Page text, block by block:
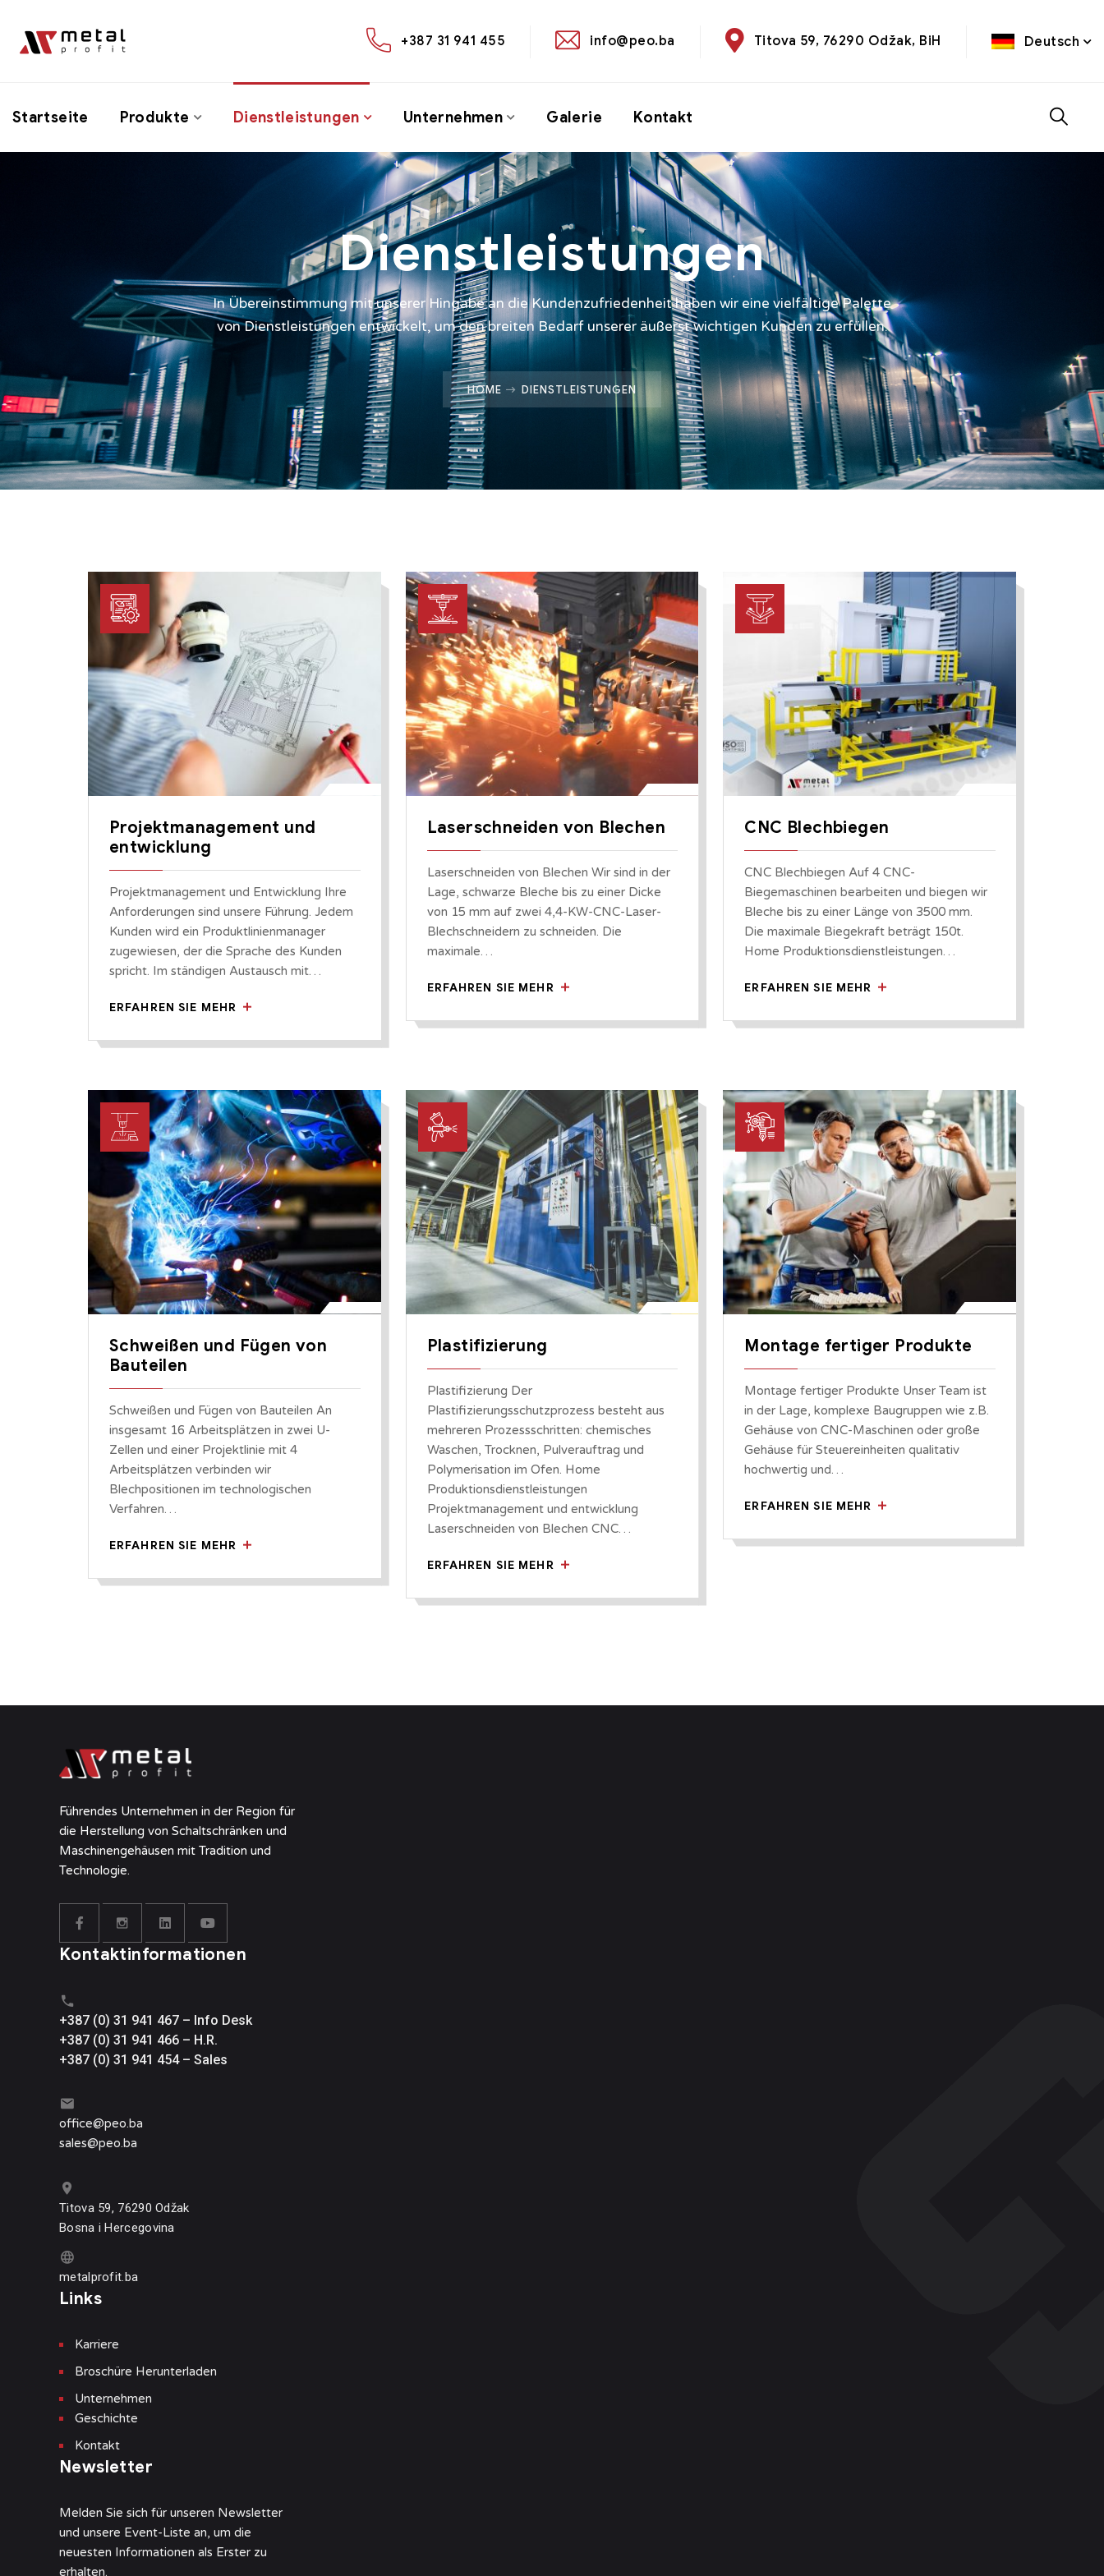
+387 31 941 455 info@peo.ba Titova 59, 76290 Odžak, BiH Deutsch
Startseite Produkte Dienstleistungen Unternehmen Galerie Kontakt
Dienstleistungen
In Übereinstimmung mit unserer Hingabe an die Kundenzufriedenheit haben wir eine vielfältige Palette
von Dienstleistungen entwickelt, um den breiten Bedarf unserer äußerst wichtigen Kunden zu erfüllen.
HOME DIENSTLEISTUNGEN
Projektmanagement und
entwicklung
Projektmanagement und Entwicklung Ihre
Anforderungen sind unsere Führung. Jedem
Kunden wird ein Produktlinienmanager
zugewiesen, der die Sprache des Kunden
spricht. Im ständigen Austausch mit…
ERFAHREN SIE MEHR
Laserschneiden von Blechen
Laserschneiden von Blechen Wir sind in der
Lage, schwarze Bleche bis zu einer Dicke
von 15 mm auf zwei 4,4-KW-CNC-Laser-
Blechschneidern zu schneiden. Die
maximale…
ERFAHREN SIE MEHR
CNC Blechbiegen
CNC Blechbiegen Auf 4 CNC-
Biegemaschinen bearbeiten und biegen wir
Bleche bis zu einer Länge von 3500 mm.
Die maximale Biegekraft beträgt 150t.
Home Produktionsdienstleistungen…
ERFAHREN SIE MEHR
Schweißen und Fügen von
Bauteilen
Schweißen und Fügen von Bauteilen An
insgesamt 16 Arbeitsplätzen in zwei U-
Zellen und einer Projektlinie mit 4
Arbeitsplätzen verbinden wir
Blechpositionen im technologischen
Verfahren…
ERFAHREN SIE MEHR
Plastifizierung
Plastifizierung Der
Plastifizierungsschutzprozess besteht aus
mehreren Prozessschritten: chemisches
Waschen, Trocknen, Pulverauftrag und
Polymerisation im Ofen. Home
Produktionsdienstleistungen
Projektmanagement und entwicklung
Laserschneiden von Blechen CNC…
ERFAHREN SIE MEHR
Montage fertiger Produkte
Montage fertiger Produkte Unser Team ist
in der Lage, komplexe Baugruppen wie z.B.
Gehäuse von CNC-Maschinen oder große
Gehäuse für Steuereinheiten qualitativ
hochwertig und…
ERFAHREN SIE MEHR
Führendes Unternehmen in der Region für
die Herstellung von Schaltschränken und
Maschinengehäusen mit Tradition und
Technologie.
Kontaktinformationen
+387 (0) 31 941 467 – Info Desk
+387 (0) 31 941 466 – H.R.
+387 (0) 31 941 454 – Sales
office@peo.ba
sales@peo.ba
Titova 59, 76290 Odžak
Bosna i Hercegovina
metalprofit.ba
Links
Karriere
Broschüre Herunterladen
Unternehmen
Geschichte
Kontakt
Newsletter
Melden Sie sich für unseren Newsletter
und unsere Event-Liste an, um die
neuesten Informationen als Erster zu
erhalten.